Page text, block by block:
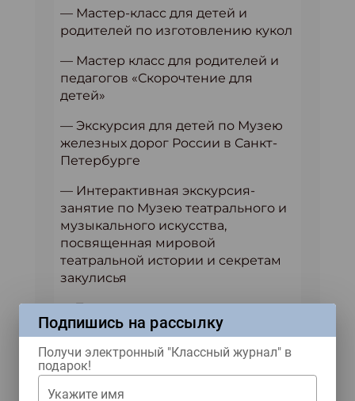
— Мастер-класс для детей и
родителей по изготовлению кукол
— Мастер класс для родителей и
педагогов «Скорочтение для
детей»
— Экскурсия для детей по Музею
железных дорог России в Санкт-
Петербурге
— Интерактивная экскурсия-
занятие по Музею театрального и
музыкального искусства,
посвященная мировой
театральной истории и секретам
закулисья
— Театральная экскурсия
«Путешествие в мир кукол». О
легендарных спектаклях и ролях
рассказывают артисты, оживляя
на глазах детей предметы своего
Подпишись на рассылку
Получи электронный "Классный журнал" в
подарок!
Укажите имя